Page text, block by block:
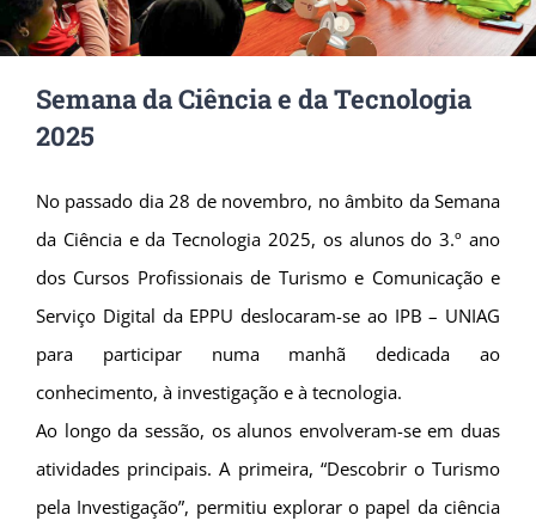
Semana da Ciência e da Tecnologia
2025
No passado dia 28 de novembro, no âmbito da Semana
da Ciência e da Tecnologia 2025, os alunos do 3.º ano
dos Cursos Profissionais de Turismo e Comunicação e
Serviço Digital da EPPU deslocaram-se ao IPB – UNIAG
para participar numa manhã dedicada ao
conhecimento, à investigação e à tecnologia.
Ao longo da sessão, os alunos envolveram-se em duas
atividades principais. A primeira, “Descobrir o Turismo
pela Investigação”, permitiu explorar o papel da ciência